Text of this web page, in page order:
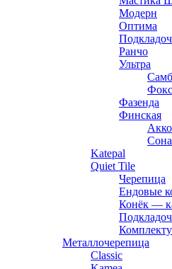
Модерн
Оптима
Ранчо
Ультра
Фазенда
Финская
Katepal
Quiet Tile
Черепица
Ендовые
Конёк —
Металлочерепица
Classic